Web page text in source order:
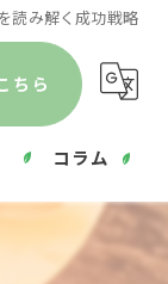
読み解く成功戦略
ちら
コラム